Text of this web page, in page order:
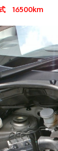
式 16500km